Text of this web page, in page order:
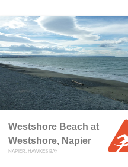
Westshore Beach at
Westshore, Napier
NAPIER, HAWKES BAY